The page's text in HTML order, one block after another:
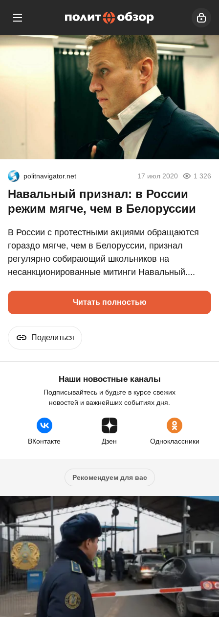
politnavigator.net 17 июл 2020 1 326
Навальный признал: в России
режим мягче, чем в Белоруссии
В России с протестными акциями обращаются
гораздо мягче, чем в Белоруссии, признал
регулярно собирающий школьников на
несанкционированные митинги Навальный....
Читать полностью
Поделиться
Наши новостные каналы
Подписывайтесь и будьте в курсе свежих
новостей и важнейших событиях дня.
ВКонтакте Дзен Одноклассники
Рекомендуем для вас